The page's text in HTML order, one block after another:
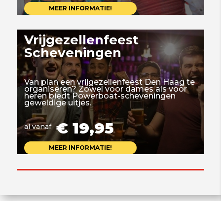
MEER INFORMATIE!
Vrijgezellenfeest
Scheveningen
Van plan een vrijgezellenfeest Den Haag te
organiseren? Zowel voor dames als voor
heren biedt Powerboat-scheveningen
geweldige uitjes.
al vanaf € 19,95
MEER INFORMATIE!